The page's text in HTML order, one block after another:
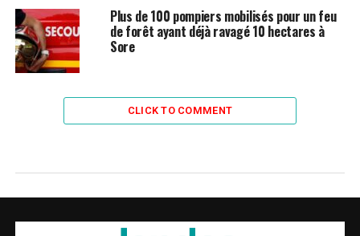
Plus de 100 pompiers mobilisés pour un feu
de forêt ayant déjà ravagé 10 hectares à
Sore
CLICK TO COMMENT